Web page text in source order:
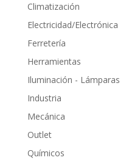
Climatización
Electricidad/Electrónica
Ferretería
Herramientas
Iluminación - Lámparas
Industria
Mecánica
Outlet
Químicos